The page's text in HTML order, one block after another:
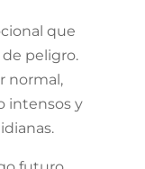
que
de peligro.
normal,
intensos y